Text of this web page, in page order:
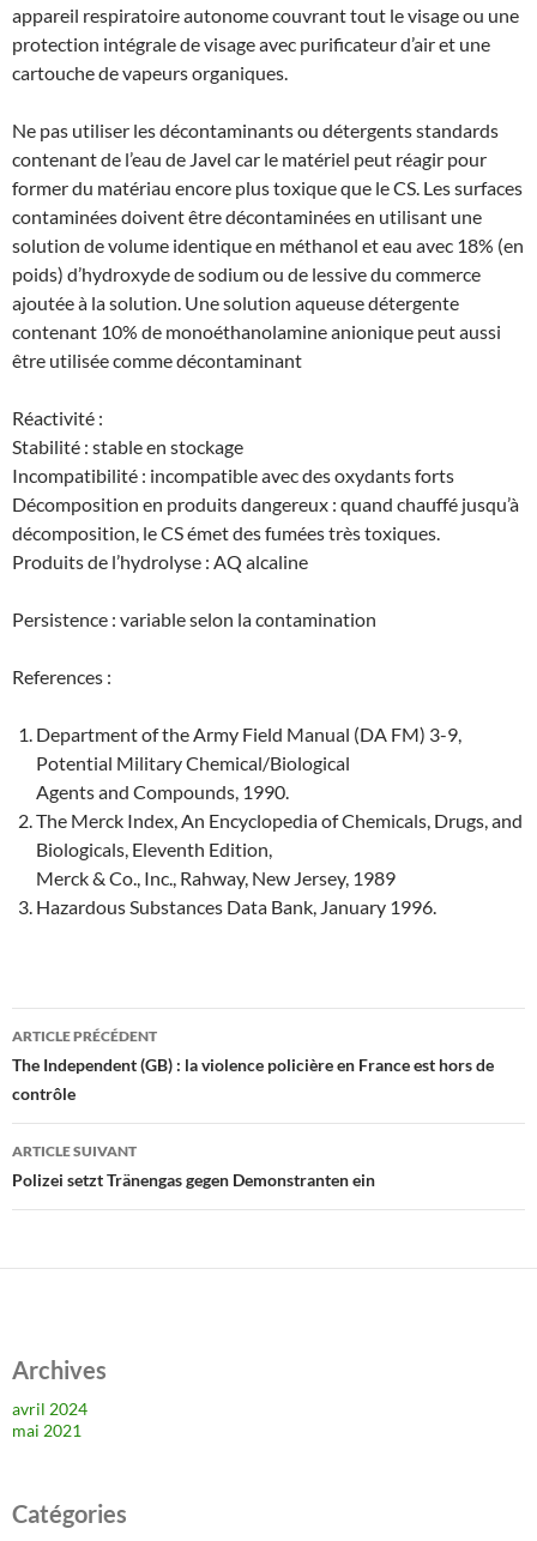
appareil respiratoire autonome couvrant tout le visage ou une
protection intégrale de visage avec purificateur d’air et une
cartouche de vapeurs organiques.
Ne pas utiliser les décontaminants ou détergents standards
contenant de l’eau de Javel car le matériel peut réagir pour
former du matériau encore plus toxique que le CS. Les surfaces
contaminées doivent être décontaminées en utilisant une
solution de volume identique en méthanol et eau avec 18% (en
poids) d’hydroxyde de sodium ou de lessive du commerce
ajoutée à la solution. Une solution aqueuse détergente
contenant 10% de monoéthanolamine anionique peut aussi
être utilisée comme décontaminant
Réactivité :
Stabilité : stable en stockage
Incompatibilité : incompatible avec des oxydants forts
Décomposition en produits dangereux : quand chauffé jusqu’à
décomposition, le CS émet des fumées très toxiques.
Produits de l’hydrolyse : AQ alcaline
Persistence : variable selon la contamination
References :
Department of the Army Field Manual (DA FM) 3-9,
Potential Military Chemical/Biological
Agents and Compounds, 1990.
The Merck Index, An Encyclopedia of Chemicals, Drugs, and
Biologicals, Eleventh Edition,
Merck & Co., Inc., Rahway, New Jersey, 1989
Hazardous Substances Data Bank, January 1996.
Navigation
des
articles
ARTICLE PRÉCÉDENT
The Independent (GB) : la violence policière en France est hors de
contrôle
ARTICLE SUIVANT
Polizei setzt Tränengas gegen Demonstranten ein
Archives
avril 2024
mai 2021
Catégories